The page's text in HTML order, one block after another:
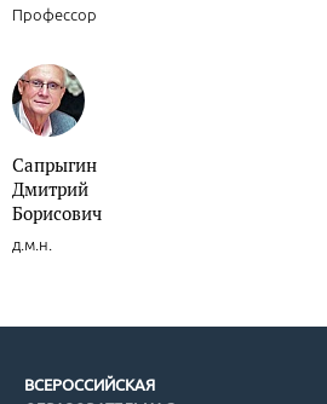
Профессор
Сапрыгин
Дмитрий
Борисович
д.м.н.
ВСЕРОССИЙСКАЯ